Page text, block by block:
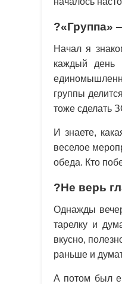
?«Группа»
Начал я
каждый день
группы
тоже сделать
И знаете,
веселое
обеда. Кто
?Не верь
Однажды
тарелку и
вкусно,
раньше и
А потом был